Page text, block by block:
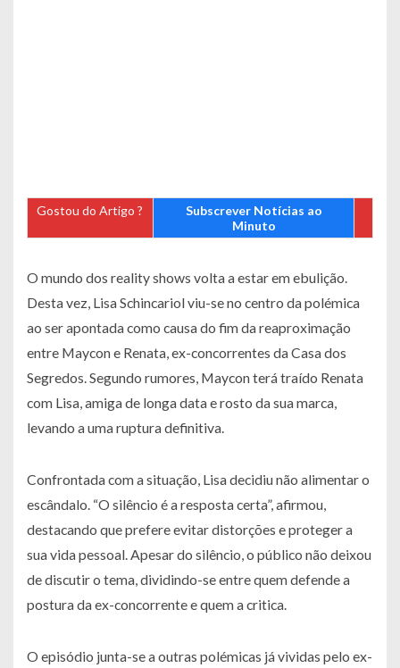
Gostou do Artigo ?
Subscrever Notícias ao
Minuto
O mundo dos reality shows volta a estar em ebulição.
Desta vez, Lisa Schincariol viu-se no centro da polémica
ao ser apontada como causa do fim da reaproximação
entre Maycon e Renata, ex-concorrentes da Casa dos
Segredos. Segundo rumores, Maycon terá traído Renata
com Lisa, amiga de longa data e rosto da sua marca,
levando a uma ruptura definitiva.
Confrontada com a situação, Lisa decidiu não alimentar o
escândalo. “O silêncio é a resposta certa”, afirmou,
destacando que prefere evitar distorções e proteger a
sua vida pessoal. Apesar do silêncio, o público não deixou
de discutir o tema, dividindo-se entre quem defende a
postura da ex-concorrente e quem a critica.
O episódio junta-se a outras polémicas já vividas pelo ex-